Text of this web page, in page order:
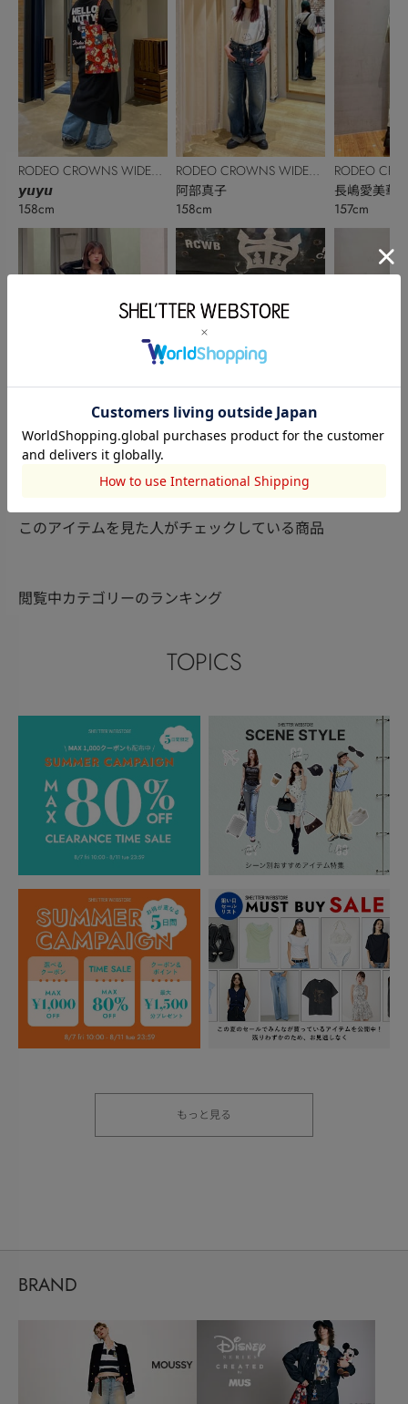
RODEO CROWNS WIDE
BOWL
𝙮𝙪𝙮𝙪
158cm
rienda
伊藤千紘
RODEO CROWNS WIDE
BOWL
阿部真子
158cm
RODEO CROWNS WIDE
170cm
RODEO
BOWL
長嶋愛美華
157cm
RODEO
このアイテムを見た人がチェックしている商品
閲覧中カテゴリーのランキング
TOPICS
もっと見る
BRAND